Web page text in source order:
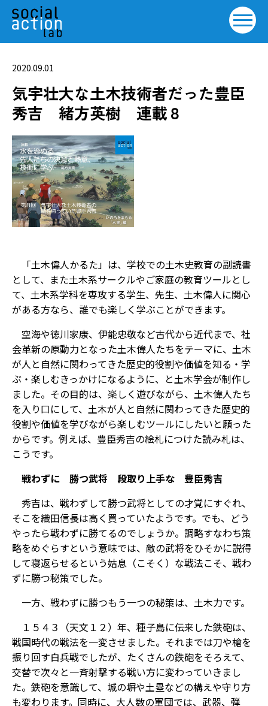
2020.09.01
気宇壮大な土木技術者だった豊臣
秀吉 緒方英樹 連載８
「土木偉人かるた」は、学校での土木史教育の副読書
として、また土木系サークルやご家庭の教育ツールとし
て、土木系学科を専攻する学生、先生、土木偉人に関心
がある方なら、誰でも楽しく学ぶことができます。
空海や徳川家康、伊能忠敬など古代から近代まで、社
会革新の原動力となった土木偉人たちをテーマに、土木
が人と自然に関わってきた歴史的役割や価値を知る・学
ぶ・楽しむきっかけになるように、と土木学会が制作し
ました。その目的は、楽しく遊びながら、土木偉人たち
を入り口にして、土木が人と自然に関わってきた歴史的
役割や価値を学びながら楽しむツールにしたいと願った
からです。例えば、豊臣秀吉の絵札につけた読み札は、
こうです。
戦わずに 勝つ武将 段取り上手な 豊臣秀吉
秀吉は、戦わずして勝つ武将としての才覚にすぐれ、
そこを織田信長は高く買っていたようです。でも、どう
やったら戦わずに勝てるのでしょうか。調略すなわち策
略をめぐらすという意味では、敵の武将をひそかに説得
して寝返らせるという姑息（こそく）な戦法こそ、戦わ
ずに勝つ秘策でした。
一方、戦わずに勝つもう一つの秘策は、土木力です。
１５４３（天文１２）年、種子島に伝来した鉄砲は、
戦国時代の戦法を一変させました。それまでは刀や槍を
振り回す白兵戦でしたが、たくさんの鉄砲をそろえて、
交替で次々と一斉射撃する戦い方に変わっていきまし
た。鉄砲を意識して、城の塀や土塁などの構えや守り方
も変わります。同時に、大人数の軍団では、武器、弾